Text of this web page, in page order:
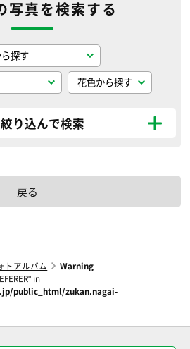
写真を検索する
絞り込んで検索
戻る
トアルバム
Warning
in
public_html/zukan.nagai-